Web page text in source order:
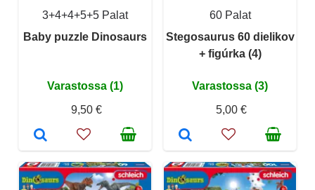
3+4+4+5+5 Palat
Baby puzzle Dinosaurs
Varastossa (1)
9,50 €
60 Palat
Stegosaurus 60 dielikov
+ figúrka (4)
Varastossa (3)
5,00 €